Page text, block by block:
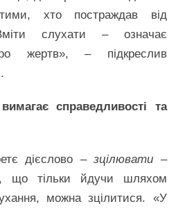
хто постраждав від
слухати – означає
жертв», – підкреслив
справедливості та
дієслово –зцілювати –
що тільки йдучи шляхом
можна зцілитися. «У